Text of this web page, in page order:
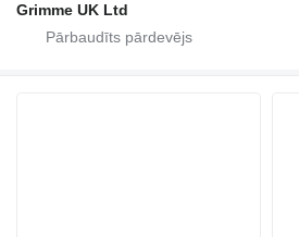
Grimme UK Ltd